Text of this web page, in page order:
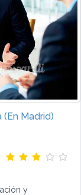
Madrid)
y